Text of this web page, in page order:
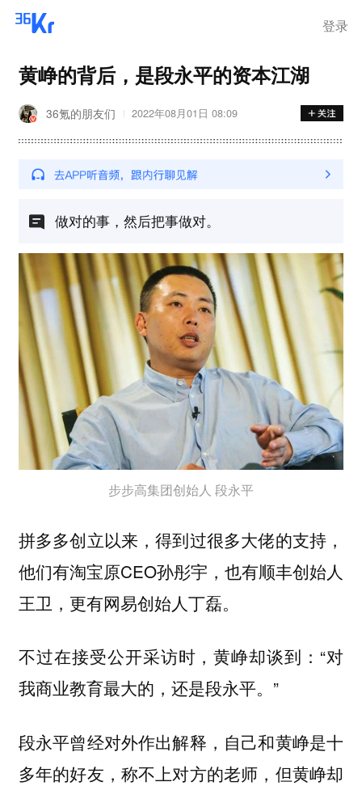
登录
黄峥的背后，是段永平的资本江湖
36氪的朋友们 2022年08月01日 08:09
做对的事，然后把事做对。
步步高集团创始人 段永平
拼多多创立以来，得到过很多大佬的支持，
他们有淘宝原CEO孙彤宇，也有顺丰创始人
王卫，更有网易创始人丁磊。
不过在接受公开采访时，黄峥却谈到：“对
我商业教育最大的，还是段永平。”
段永平曾经对外作出解释，自己和黄峥是十
多年的好友，称不上对方的老师，但黄峥却